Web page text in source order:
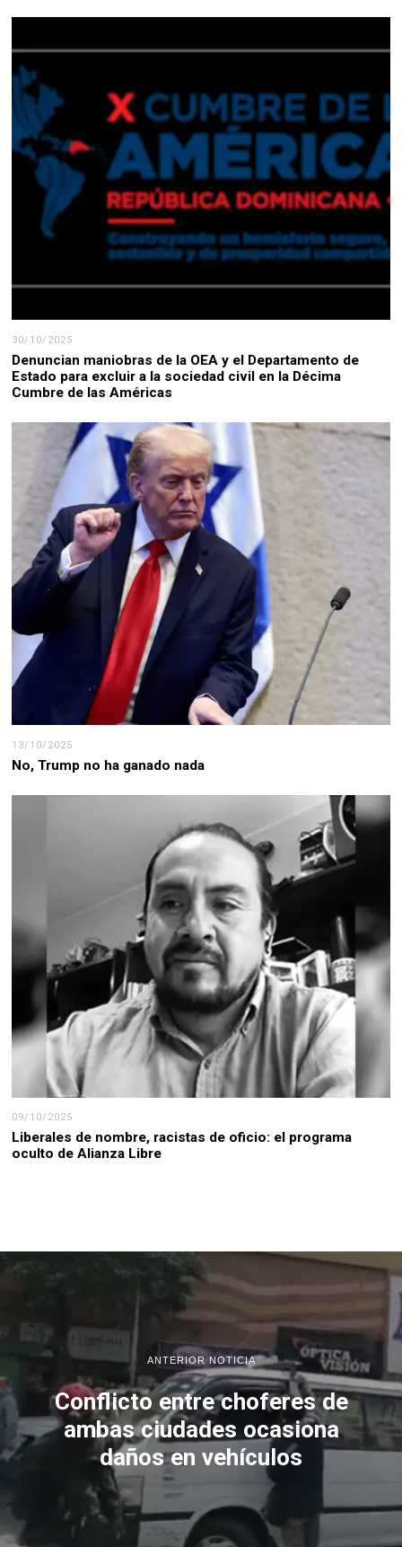
30/10/2025
Denuncian maniobras de la OEA y el Departamento de
Estado para excluir a la sociedad civil en la Décima
Cumbre de las Américas
13/10/2025
No, Trump no ha ganado nada
09/10/2025
Liberales de nombre, racistas de oficio: el programa
oculto de Alianza Libre
ANTERIOR NOTICIA
Conflicto entre choferes de
ambas ciudades ocasiona
daños en vehículos